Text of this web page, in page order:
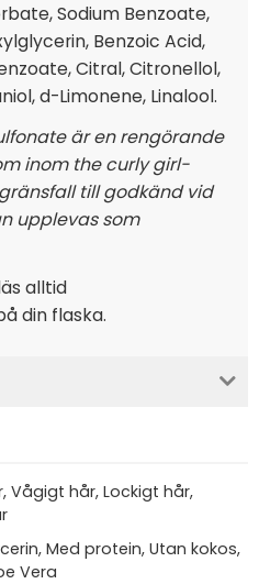
Sodium Benzoate,
Benzoic Acid,
Citral, Citronellol,
d-Limonene, Linalool.
är en rengörande
inom the curly girl-
till godkänd vid
upplevas som
alltid
din flaska.
Vågigt hår, Lockigt hår,
Med protein, Utan kokos,
Vera